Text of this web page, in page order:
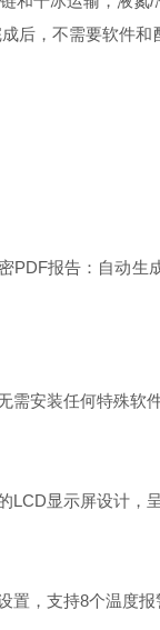
后，不需要软件
报告：自动生成
安装任何特殊软件
显示屏设计，呈
，支持8个温度报